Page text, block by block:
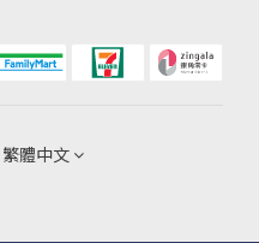
繁體中文